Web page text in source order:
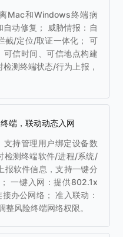
Mac和Windows终端病
动修复； 威胁情报：自
截/定位/取证一体化； 可
信时间、可信地点构建
测终端状态/行为上报，
端，联动动态入网
持管理用户绑定设备数
检测终端软件/进程/系统/
报软件信息，支持一键分
一键入网：提供802.1x
办公网络； 准入联动：
风险终端网络权限。